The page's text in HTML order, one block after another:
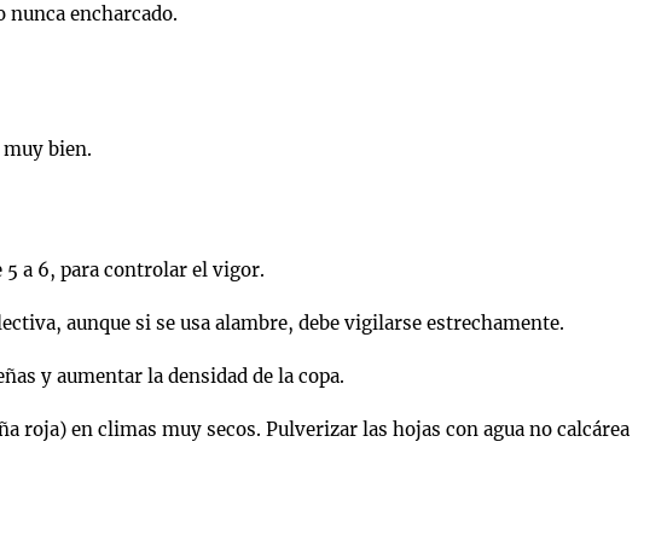
nunca encharcado.
bien.
a 6, para controlar el vigor.
aunque si se usa alambre, debe vigilarse estrechamente.
y aumentar la densidad de la copa.
roja) en climas muy secos. Pulverizar las hojas con agua no calcárea